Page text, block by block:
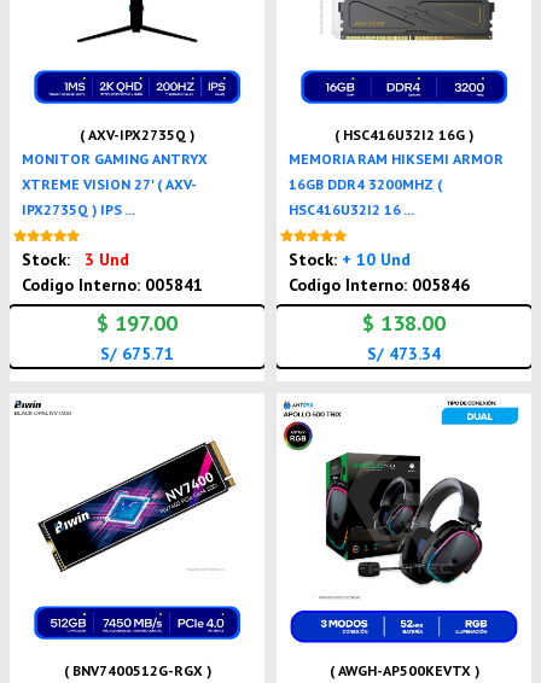
( AXV-IPX2735Q )
MONITOR GAMING ANTRYX
XTREME VISION 27' ( AXV-
IPX2735Q ) IPS ...
Stock:
3 Und
Codigo Interno: 005841
$ 197.00
S/ 675.71
( HSC416U32I2 16G )
MEMORIA RAM HIKSEMI ARMOR
16GB DDR4 3200MHZ (
HSC416U32I2 16 ...
Stock: + 10 Und
Codigo Interno: 005846
$ 138.00
S/ 473.34
( BNV7400512G-RGX )
( AWGH-AP500KEVTX )